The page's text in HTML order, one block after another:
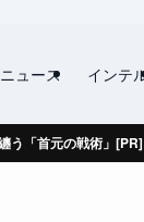
ニュース インテ
う「首元の戦術」[PR]